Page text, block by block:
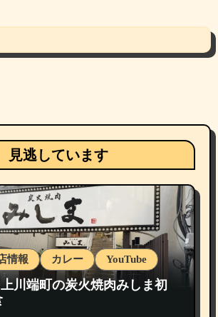
見逃しています
情報 カレー YouTube
川端町の炭火焼肉みしま初